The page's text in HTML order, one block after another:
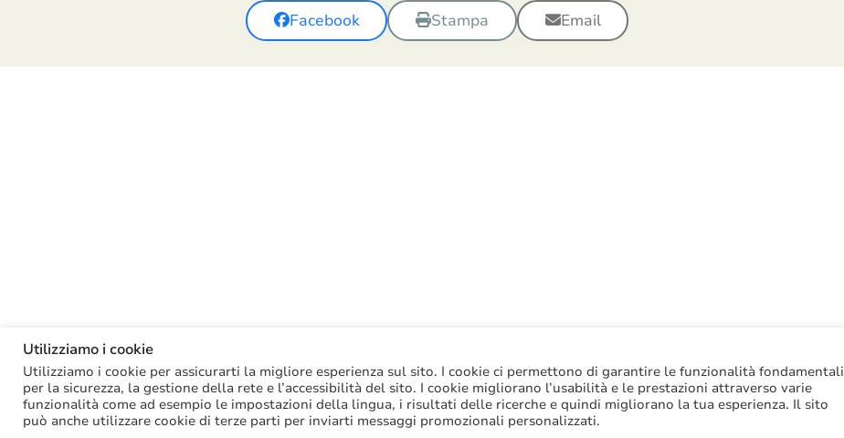
Facebook Stampa Email
Utilizziamo i cookie
Utilizziamo i cookie per assicurarti la migliore esperienza sul sito. I cookie ci permettono di garantire le funzionalità fondamentali
per la sicurezza, la gestione della rete e l’accessibilità del sito. I cookie migliorano l’usabilità e le prestazioni attraverso varie
funzionalità come ad esempio le impostazioni della lingua, i risultati delle ricerche e quindi migliorano la tua esperienza. Il sito
può anche utilizzare cookie di terze parti per inviarti messaggi promozionali personalizzati.